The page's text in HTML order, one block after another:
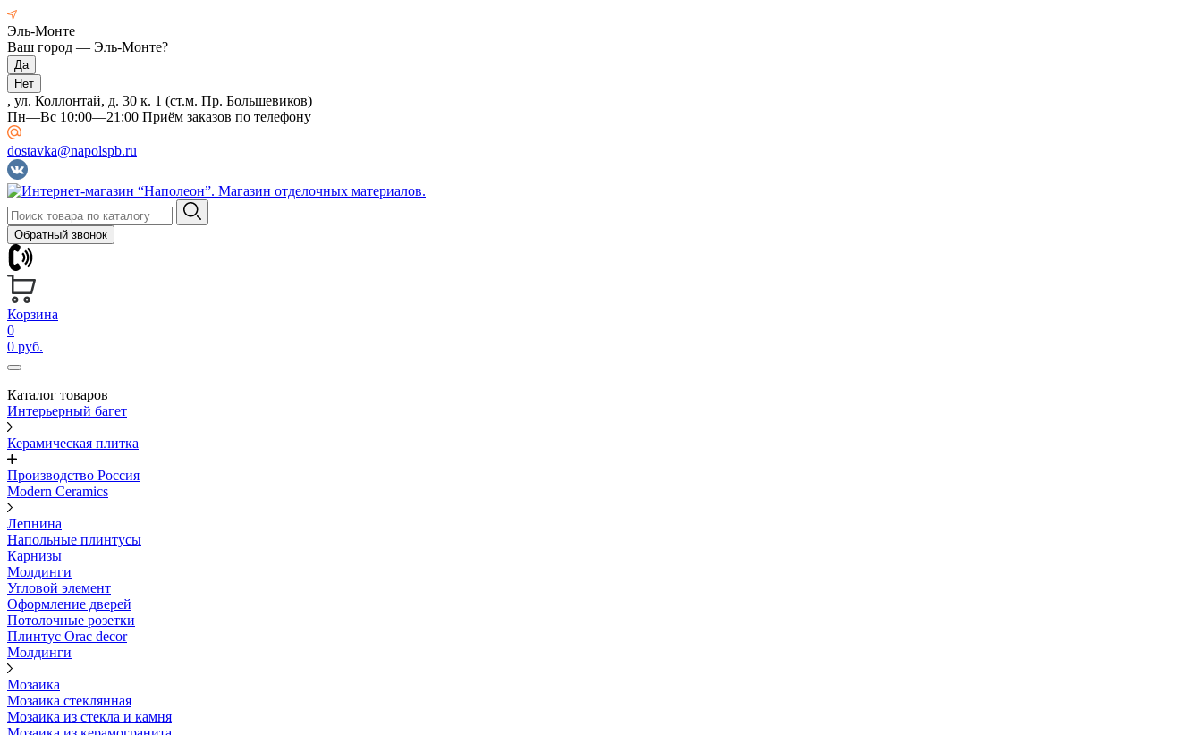
Эль-Монте
Ваш город — Эль-Монте?
, ул. Коллонтай, д. 30 к. 1 (ст.м. Пр. Большевиков)
Пн—Вс 10:00—21:00 Приём заказов по телефону
dostavka@napolspb.ru
Обратный звонок
Корзина
0
0 руб.
Каталог товаров
Интерьерный багет
Керамическая плитка
Производство Россия
Modern Ceramics
Лепнина
Напольные плинтусы
Карнизы
Молдинги
Угловой элемент
Оформление дверей
Потолочные розетки
Плинтус Orac decor
Молдинги
Мозаика
Мозаика стеклянная
Мозаика из стекла и камня